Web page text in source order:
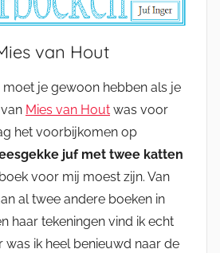
van Hout
je gewoon hebben als je
Mies van Hout was voor
het voorbijkomen op
juf met twee katten
voor mij moest zijn. Van
al twee andere boeken in
haar tekeningen vind ik echt
was ik heel benieuwd naar de